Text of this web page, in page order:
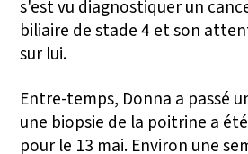
s'est vu diagnostiquer un
biliaire de stade 4 et son
sur lui.
Entre-temps, Donna a passé
une biopsie de la poitrine a
pour le 13 mai. Environ une